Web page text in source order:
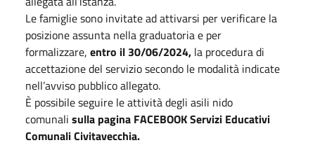
Le famiglie sono invitate ad attivarsi per verificare la
posizione assunta nella graduatoria e per
formalizzare, entro il 30/06/2024, la procedura di
accettazione del servizio secondo le modalità indicate
nell’avviso pubblico allegato.
È possibile seguire le attività degli asili nido
comunali sulla pagina FACEBOOK Servizi Educativi
Comunali Civitavecchia.